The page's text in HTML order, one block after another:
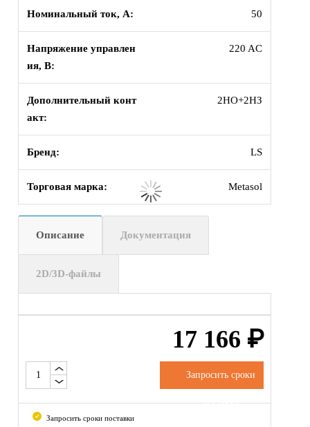
Номинальный ток, А: 50
Напряжение управлен
ия, В:
220 AC
Дополнительный конт
акт:
2НО+2НЗ
Бренд: LS
Торговая марка: Metasol
Описание Документация
2D/3D-файлы
17 166 ₽
Запросить сроки
поставки
Запросить сроки поставки